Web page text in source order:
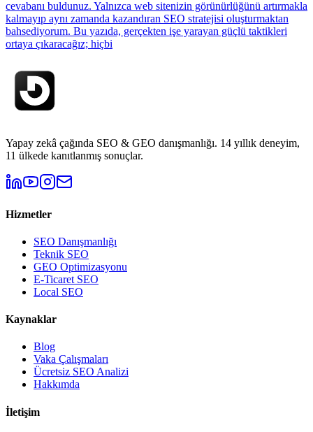
cevabanı buldunuz. Yalnızca web sitenizin görünürlüğünü artırmakla
kalmayıp aynı zamanda kazandıran SEO stratejisi oluşturmaktan
bahsediyorum. Bu yazıda, gerçekten işe yarayan güçlü taktikleri
ortaya çıkaracağız; hiçbi
Yapay zekâ çağında SEO & GEO danışmanlığı. 14 yıllık deneyim,
11 ülkede kanıtlanmış sonuçlar.
Hizmetler
SEO Danışmanlığı
Teknik SEO
GEO Optimizasyonu
E-Ticaret SEO
Local SEO
Kaynaklar
Blog
Vaka Çalışmaları
Ücretsiz SEO Analizi
Hakkımda
İletişim